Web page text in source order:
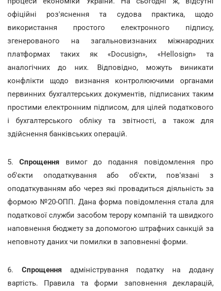
офіційні роз'яснення та судова практика, щодо
використання простого електронного підпису,
згенерованого на загальновизнаних міжнародних
платформах таких як «Docusign», «Hellosign» та
аналогічних до них. Відповідно, можуть виникати
конфлікти щодо визнання контролюючими органами
первинних бухгалтерських документів, підписаних таким
простими електронним підписом, для цілей податкового
і бухгалтерського обліку та звітності, а також для
здійснення банківських операцій.
5. Спрощення вимог до подання повідомлення про
об'єкти оподаткування або об'єкти, пов'язані з
оподаткуванням або через які провадиться діяльність за
формою №20-ОПП. Дана форма повідомлення стала для
податкової служби засобом терору компаній та швидкого
наповнення бюджету за допомогою штрафних санкцій за
неповноту даних чи помилки в заповненні форми.
6. Спрощенняадміністрування податку на додану
вартість. Правила та форми заповнення декларацій,